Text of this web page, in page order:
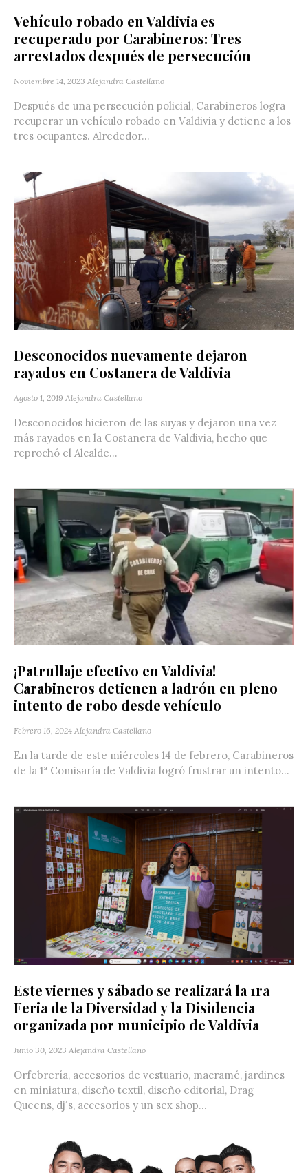
Vehículo robado en Valdivia es
recuperado por Carabineros: Tres
arrestados después de persecución
Noviembre 14, 2023 Alejandra Castellano
Después de una persecución policial, Carabineros logra
recuperar un vehículo robado en Valdivia y detiene a los
tres ocupantes. Alrededor...
Desconocidos nuevamente dejaron
rayados en Costanera de Valdivia
Agosto 1, 2019 Alejandra Castellano
Desconocidos hicieron de las suyas y dejaron una vez
más rayados en la Costanera de Valdivia, hecho que
reprochó el Alcalde...
¡Patrullaje efectivo en Valdivia!
Carabineros detienen a ladrón en pleno
intento de robo desde vehículo
Febrero 16, 2024 Alejandra Castellano
En la tarde de este miércoles 14 de febrero, Carabineros
de la 1ª Comisaría de Valdivia logró frustrar un intento...
Este viernes y sábado se realizará la 1ra
Feria de la Diversidad y la Disidencia
organizada por municipio de Valdivia
Junio 30, 2023 Alejandra Castellano
Orfebrería, accesorios de vestuario, macramé, jardines
en miniatura, diseño textil, diseño editorial, Drag
Queens, dj´s, accesorios y un sex shop...